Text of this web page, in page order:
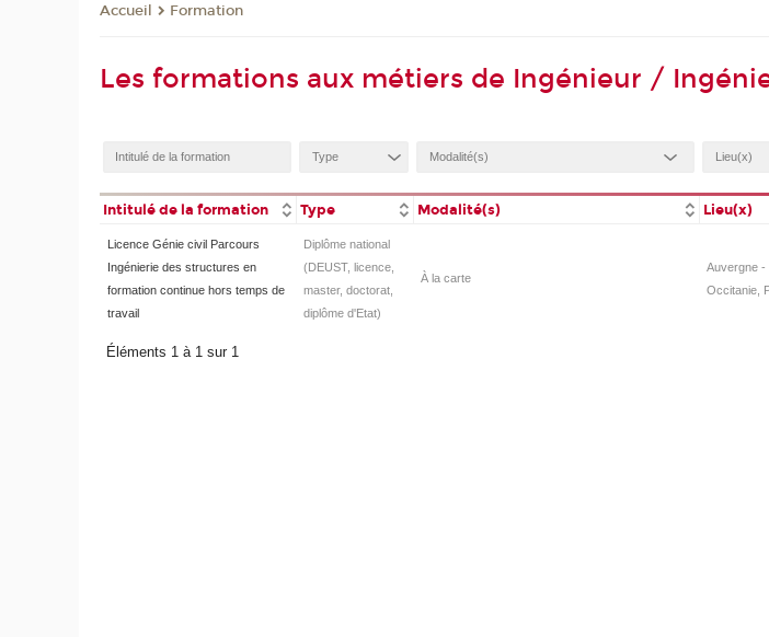
Accueil Formation
Les formations aux métiers de Ingénieur /
Intitulé de la formation Type Modalité(s) Lieu(x)
Licence Génie civil Parcours
Ingénierie des structures en
formation continue hors temps de
travail
Diplôme national
(DEUST, licence,
master, doctorat,
diplôme d'Etat)
À la carte
Auvergne -
Occitanie,
Éléments 1 à 1 sur 1